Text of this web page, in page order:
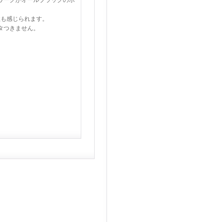
感じられます。
きません。